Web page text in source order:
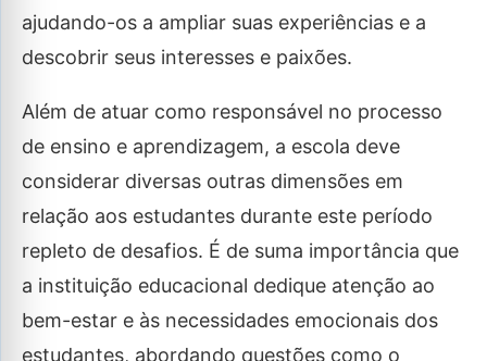
ajudando-os a ampliar suas experiências e a
descobrir seus interesses e paixões.
Além de atuar como responsável no processo
de ensino e aprendizagem, a escola deve
considerar diversas outras dimensões em
relação aos estudantes durante este período
repleto de desafios. É de suma importância que
a instituição educacional dedique atenção ao
bem-estar e às necessidades emocionais dos
estudantes, abordando questões como o